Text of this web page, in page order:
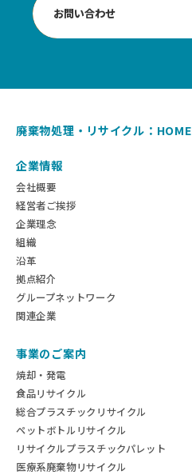
お問い合わせ
廃棄物処理・リサイクル：HOME
企業情報
会社概要
経営者ご挨拶
企業理念
組織
沿革
拠点紹介
グループネットワーク
関連企業
事業のご案内
焼却・発電
食品リサイクル
総合プラスチックリサイクル
ペットボトルリサイクル
リサイクルプラスチックパレット
医療系廃棄物リサイクル